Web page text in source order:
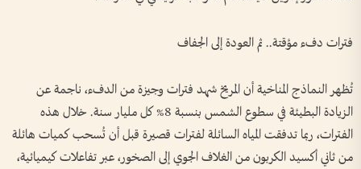
فترات دفء مؤقتة.. ثم العودة إلى الجفاف
تُظهر النماذج المناخية أن المريخ شهد فترات وجيزة من الدفء، ناجمة عن
الزيادة البطيئة في سطوع الشمس بنسبة 8% كل مليار سنة. خلال هذه
الفترات، ربما تدفقت المياه السائلة لفترات قصيرة قبل أن تُسحب كميات هائلة
من ثاني أكسيد الكربون من الغلاف الجوي إلى الصخور، عبر تفاعلات كيميائية،